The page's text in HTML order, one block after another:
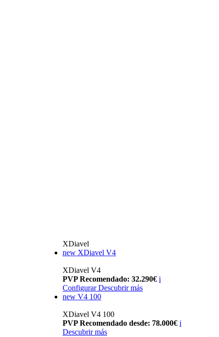
XDiavel
new XDiavel V4
XDiavel V4
PVP Recomendado: 32.290€ i
Configurar Descubrir más
new V4 100
XDiavel V4 100
PVP Recomendado desde: 78.000€ i
Descubrir más